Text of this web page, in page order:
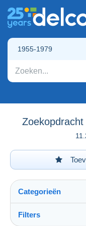
1955-1979
Categorieën
Filters